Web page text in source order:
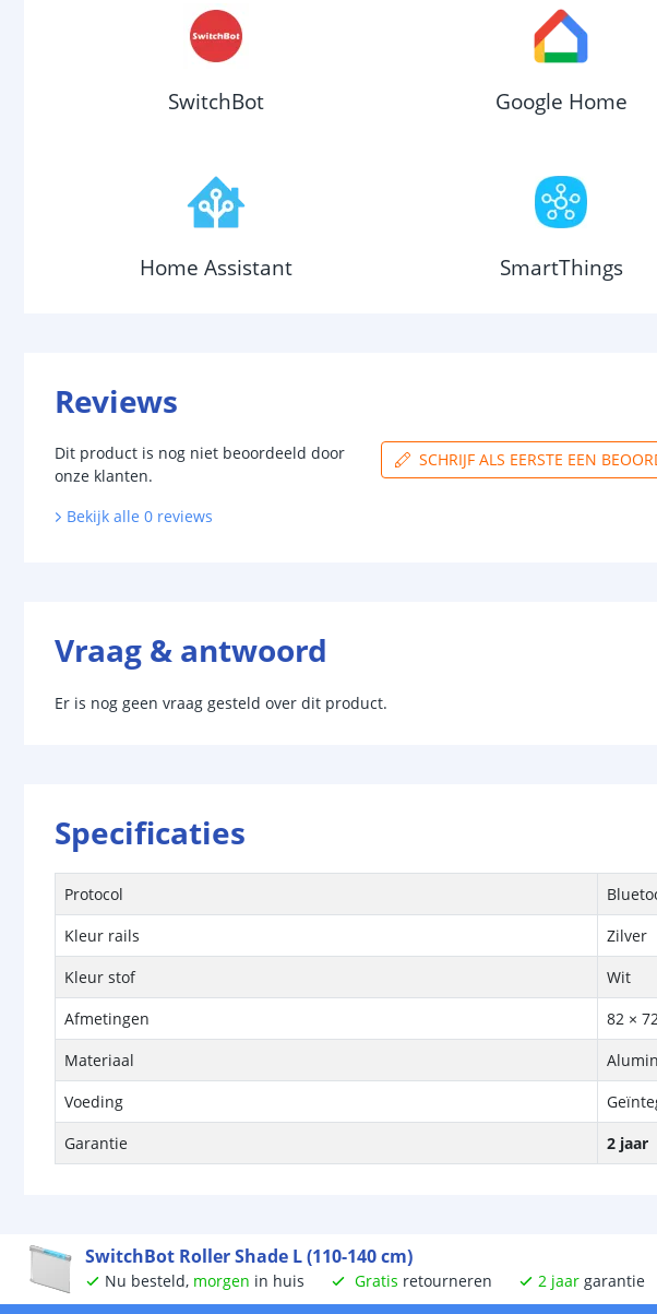
SwitchBot Google Home
Home Assistant SmartThings
Reviews
Dit product is nog niet beoordeeld door
onze klanten.
SCHRIJF ALS EERSTE EEN
Bekijk alle 0 reviews
Vraag & antwoord
Er is nog geen vraag gesteld over dit product.
Specificaties
Protocol
Kleur rails
Zilver
Kleur stof
Wit
Afmetingen
82 ×
Materiaal
Voeding
Garantie
2 jaar
SwitchBot Roller Shade L (110-140 cm)
Nu besteld, morgen in huis Gratis retourneren 2 jaar garantie